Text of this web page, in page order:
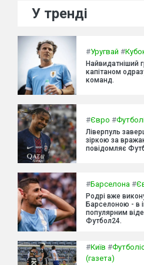
У тренді
#Уругвай #
Найвидатніший
капітаном
команд.
#Євро #
Ліверпуль
зіркою за
повідомляє
#Барселона #
Родрі вже
Барселоною - в
популярним
Футбол24.
#Київ #
(газета)